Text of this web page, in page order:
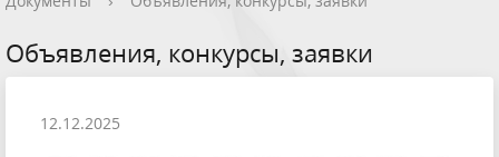
Объявления, конкурсы, заявки
12.12.2025